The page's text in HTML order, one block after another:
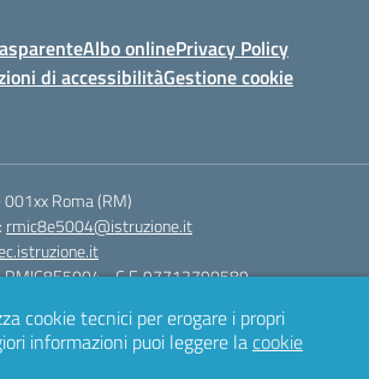
Albo onlinePrivacy Policy
di accessibilitàGestione cookie
001xx Roma (RM)
rmic8e5004@istruzione.it
RMIC8E5004- C.F. 97712790589
Concept & Design by
Designers Italia
cookie tecnici per erogare i propri
informazioni puoi leggere lacookie